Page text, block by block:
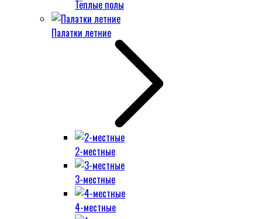
Тёплые полы
Палатки летние
2-местные
3-местные
4-местные